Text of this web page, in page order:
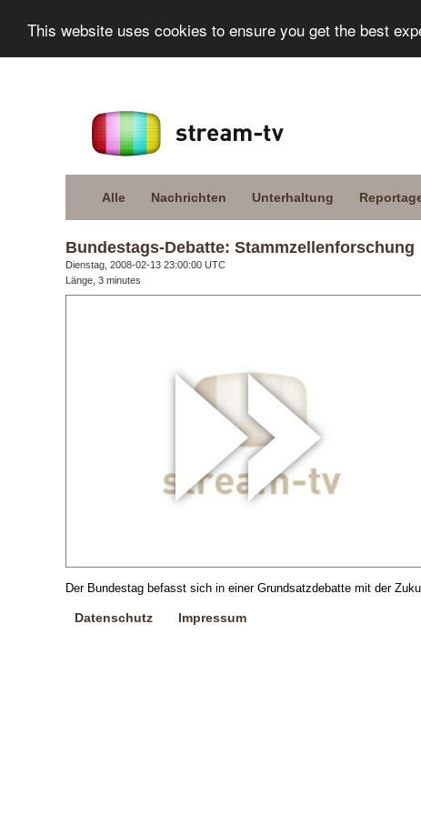
This website uses cookies to ensure you get the best
Alle Nachrichten Unterhaltung
Bundestags-Debatte: Stammzellenforschung
Dienstag, 2008-02-13 23:00:00 UTC
Länge, 3 minutes
Der Bundestag befasst sich in einer Grundsatzdebatte mit der
Datenschutz Impressum